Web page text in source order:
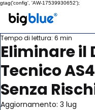
gtag('config', 'AW-17539930652');
Eliminare il
Tecnico
Senza
Tempo di lettura: 6 min
Aggiornamento: 3 lug